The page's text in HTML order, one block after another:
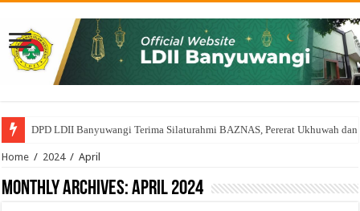
DPD LDII Banyuwangi Terima Silaturahmi BAZNAS, Pererat Ukhuwah dan
Home / 2024 / April
Monthly Archives:April 2024